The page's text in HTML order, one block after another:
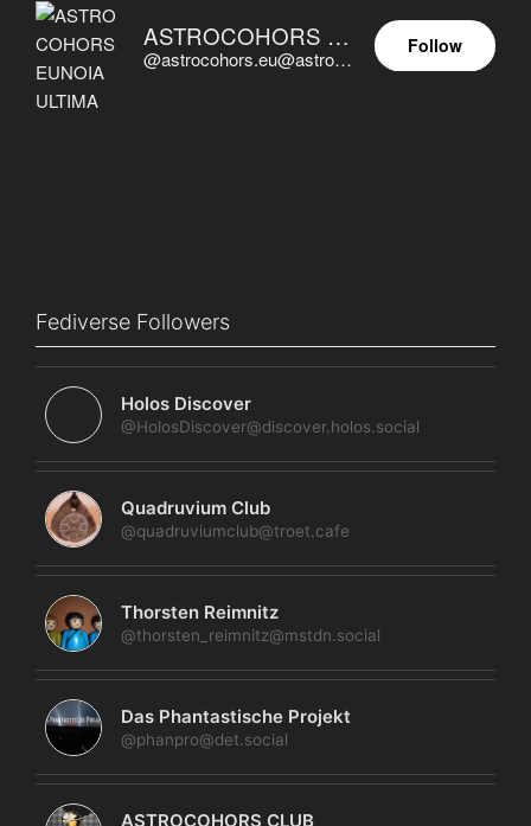
ASTROCOHORS EUNOIA ULTIMA
@astrocohors.eu@astrocohors.eu
Follow
Fediverse Followers
Holos Discover
@HolosDiscover@discover.holos.social
Quadruvium Club
@quadruviumclub@troet.cafe
Thorsten Reimnitz
@thorsten_reimnitz@mstdn.social
Das Phantastische Projekt
@phanpro@det.social
ASTROCOHORS CLUB